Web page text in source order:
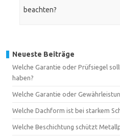
beachten?
Neueste Beiträge
Welche Garantie oder Prüfsiegel
haben?
Welche Garantie oder
Welche Dachform ist bei starkem
Welche Beschichtung schützt